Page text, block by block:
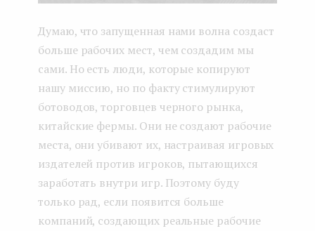
Думаю, что запущенная нами волна создаст
больше рабочих мест, чем создадим мы
сами. Но есть люди, которые копируют
нашу миссию, но по факту стимулируют
ботоводов, торговцев черного рынка,
китайские фермы. Они не создают рабочие
места, они убивают их, настраивая игровых
издателей против игроков, пытающихся
заработать внутри игр. Поэтому буду
только рад, если появится больше
компаний, создающих реальные рабочие